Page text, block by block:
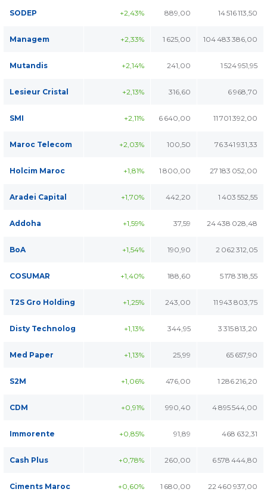
SODEP +2,43% 889,00 14 516 113,50
Managem +2,33% 1 625,00 104 483 386,00
Mutandis +2,14% 241,00 1 524 951,95
Lesieur Cristal +2,13% 316,60 6 968,70
SMI +2,11% 6 640,00 11 701 392,00
Maroc Telecom +2,03% 100,50 76 341 931,33
Holcim Maroc +1,81% 1 800,00 27 183 052,00
Aradei Capital +1,70% 442,20 1 403 552,55
Addoha +1,59% 37,59 24 438 028,48
BoA +1,54% 190,90 2 062 312,05
COSUMAR +1,40% 188,60 5 178 318,55
T2S Gro Holding +1,25% 243,00 11 943 803,75
Disty Technolog +1,13% 344,95 3 315 813,20
Med Paper +1,13% 25,99 65 657,90
S2M +1,06% 476,00 1 286 216,20
CDM +0,91% 990,40 4 895 544,00
Immorente +0,85% 91,89 468 632,31
Cash Plus +0,78% 260,00 6 578 444,80
Ciments Maroc +0,60% 1 680,00 22 460 937,00